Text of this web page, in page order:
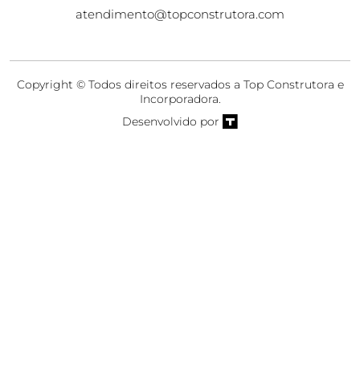
atendimento@topconstrutora.com
Copyright © Todos direitos reservados a Top Construtora e
Incorporadora.
Desenvolvido por